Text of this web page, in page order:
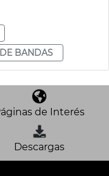
BANDAS
de Interés
Descargas